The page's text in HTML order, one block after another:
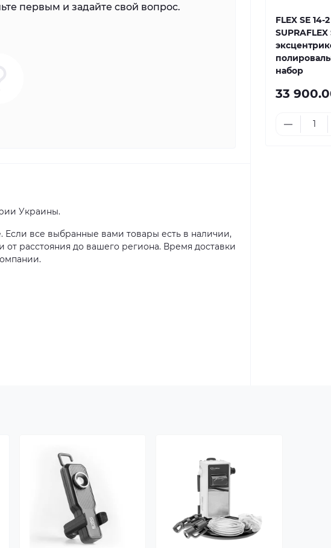
первым и задайте свой вопрос.
Украины.
Если все выбранные вами товары есть в наличии,
от расстояния до вашего региона. Время доставки
FLEX SE
SUPRAFLEX
набор
33